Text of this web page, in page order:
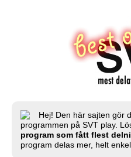
Hej! Den här sajten gör
programmen på SVT play.
program som fått flest
program delas mer, helt